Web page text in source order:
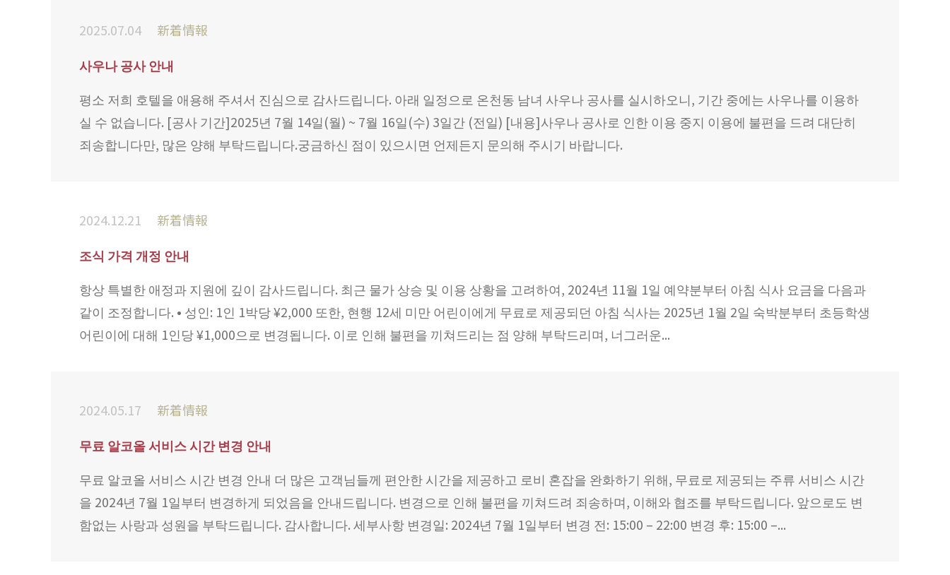
2025.07.04
新着情報
사우나 공사 안내
평소 저희 호텔을 애용해 주셔서 진심으로 감사드립니다. 아래 일정으로 온천동 남녀 사우나 공사를 실시하오니, 기간 중에는 사우나를 이용하
실 수 없습니다. [공사 기간]2025년 7월 14일(월) ~ 7월 16일(수) 3일간 (전일) [내용]사우나 공사로 인한 이용 중지 이용에 불편을 드려 대단히
죄송합니다만, 많은 양해 부탁드립니다.궁금하신 점이 있으시면 언제든지 문의해 주시기 바랍니다.
2024.12.21
新着情報
조식 가격 개정 안내
항상 특별한 애정과 지원에 깊이 감사드립니다. 최근 물가 상승 및 이용 상황을 고려하여, 2024년 11월 1일 예약분부터 아침 식사 요금을 다음과
같이 조정합니다. • 성인: 1인 1박당 ¥2,000 또한, 현행 12세 미만 어린이에게 무료로 제공되던 아침 식사는 2025년 1월 2일 숙박분부터 초등학생
어린이에 대해 1인당 ¥1,000으로 변경됩니다. 이로 인해 불편을 끼쳐드리는 점 양해 부탁드리며, 너그러운...
2024.05.17
新着情報
무료 알코올 서비스 시간 변경 안내
무료 알코올 서비스 시간 변경 안내 더 많은 고객님들께 편안한 시간을 제공하고 로비 혼잡을 완화하기 위해, 무료로 제공되는 주류 서비스 시간
을 2024년 7월 1일부터 변경하게 되었음을 안내드립니다. 변경으로 인해 불편을 끼쳐드려 죄송하며, 이해와 협조를 부탁드립니다. 앞으로도 변
함없는 사랑과 성원을 부탁드립니다. 감사합니다. 세부사항 변경일: 2024년 7월 1일부터 변경 전: 15:00 – 22:00 변경 후: 15:00 –...